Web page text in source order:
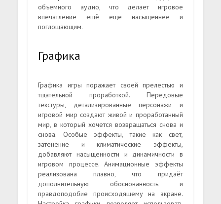
объемного аудио, что делает игровое
впечатление ещё еще насыщеннее и
поглощающим.
Графика
Графика игры поражает своей прелестью и
тщательной проработкой. Передовые
текстуры, детализированные персонажи и
игровой мир создают живой и проработанный
мир, в который хочется возвращаться снова и
снова. Особые эффекты, такие как свет,
затенение и климатические эффекты,
добавляют насыщенности и динамичности в
игровом процессе. Анимационные эффекты
реализована плавно, что придаёт
дополнительную обоснованность и
правдоподобие происходящему на экране.